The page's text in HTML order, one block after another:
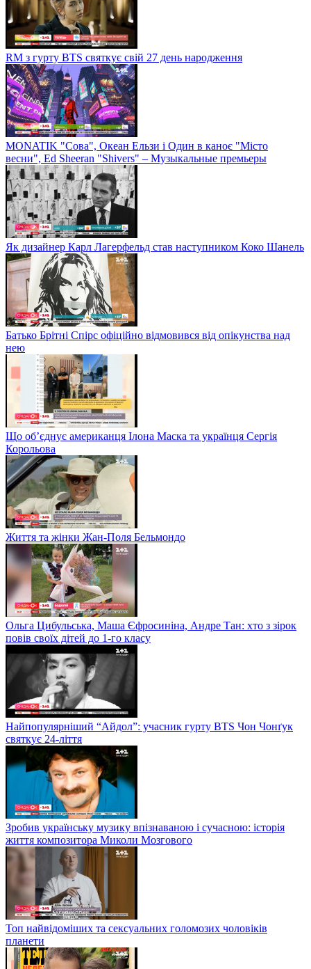
RM з гурту BTS святкує свій 27 день народження
MONATIK "Сова", Океан Ельзи і Один в каноє "Місто
весни", Ed Sheeran "Shivers" – Музыкальные премьеры
Як дизайнер Карл Лагерфельд став наступником Коко Шанель
Батько Брітні Спірс офіційно відмовився від опікунства над
нею
Що об’єднує американця Ілона Маска та українця Сергія
Корольова
Життя та жінки Жан-Поля Бельмондо
Ольга Цибульська, Маша Єфросиніна, Андре Тан: хто з зірок
повів своїх дітей до 1-го класу
Найпопулярніший “Айдол”: учасник гурту BTS Чон Чонґук
святкує 24-ліття
Зробив українську музику впізнаваною і сучасною: історія
життя композитора Миколи Мозгового
Топ найвідоміших та сексуальних голомозих чоловіків
планети